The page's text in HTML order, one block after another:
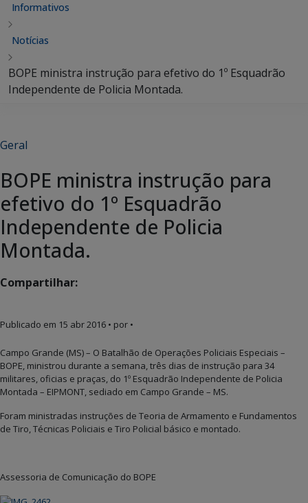
Informativos
Notícias
BOPE ministra instrução para efetivo do 1º Esquadrão
Independente de Policia Montada.
Geral
BOPE ministra instrução para
efetivo do 1º Esquadrão
Independente de Policia
Montada.
Compartilhar:
Publicado em 15 abr 2016 • por •
Campo Grande (MS) – O Batalhão de Operações Policiais Especiais –
BOPE, ministrou durante a semana, três dias de instrução para 34
militares, oficias e praças, do 1º Esquadrão Independente de Policia
Montada – EIPMONT, sediado em Campo Grande – MS.
Foram ministradas instruções de Teoria de Armamento e Fundamentos
de Tiro, Técnicas Policiais e Tiro Policial básico e montado.
Assessoria de Comunicação do BOPE